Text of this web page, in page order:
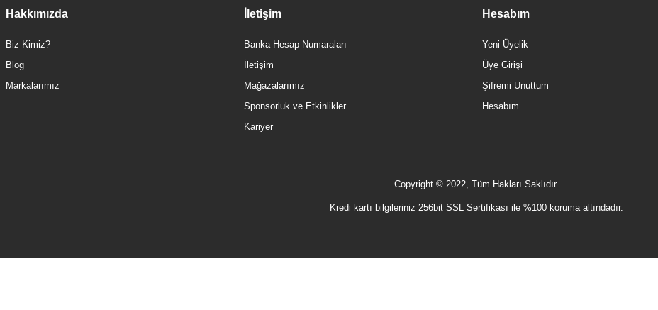
Hakkımızda
Biz Kimiz?
Blog
Markalarımız
İletişim
Banka Hesap Numaraları
İletişim
Mağazalarımız
Sponsorluk ve Etkinlikler
Kariyer
Hesabım
Yeni Üyelik
Üye Girişi
Şifremi Unuttum
Hesabım
Copyright © 2022, Tüm Hakları Saklıdır.
Kredi kartı bilgileriniz 256bit SSL Sertifikası ile %100 koruma altındadır.